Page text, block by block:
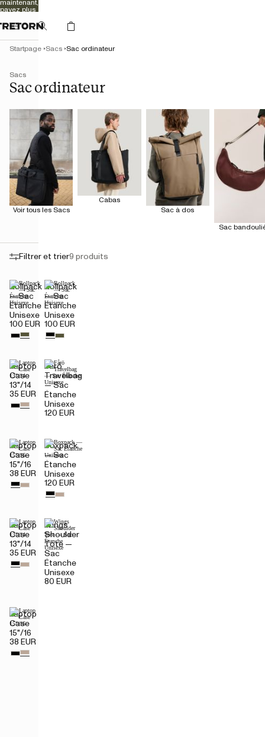
maintenant,
payez plus
Sacs
Sac ordinateur
Startpage Sacs Sac ordinateur
Voir tous les Sacs
Cabas
Sac à dos
Sac
Filtrer et trier9 produits
Rollpack
— Sac
Étanche
Unisexe
100 EUR
Rollpack
— Sac
Étanche
Unisexe
100 EUR
Laptop
Case
13"/14
35 EUR
Fårö
Travelbag
— Sac
Étanche
Unisexe
120 EUR
Laptop
Case
15"/16
38 EUR
Boxpack
— Sac
Étanche
Unisexe
120 EUR
Laptop
Case
13"/14
35 EUR
Wings
Shoulder
Tote —
Sac
Étanche
Unisexe
80 EUR
Laptop
Case
15"/16
38 EUR